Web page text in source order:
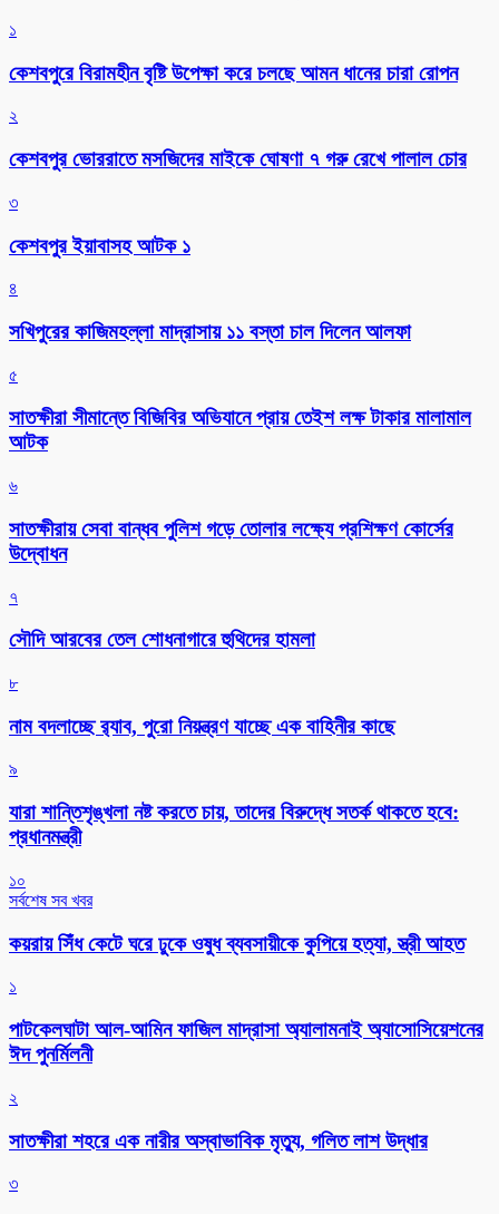
১
কেশবপুরে বিরামহীন বৃষ্টি উপেক্ষা করে চলছে আমন ধানের চারা রোপন
২
কেশবপুর ভোররাতে মসজিদের মাইকে ঘোষণা ৭ গরু রেখে পালাল চোর
৩
কেশবপুর ইয়াবাসহ আটক ১
৪
সখিপুরের কাজিমহল্লা মাদ্রাসায় ১১ বস্তা চাল দিলেন আলফা
৫
সাতক্ষীরা সীমান্তে বিজিবির অভিযানে প্রায় তেইশ লক্ষ টাকার মালামাল
আটক
৬
সাতক্ষীরায় সেবা বান্ধব পুলিশ গড়ে তোলার লক্ষ্যে প্রশিক্ষণ কোর্সের
উদ্বোধন
৭
সৌদি আরবের তেল শোধনাগারে হুথিদের হামলা
৮
নাম বদলাচ্ছে র‌্যাব, পুরো নিয়ন্ত্রণ যাচ্ছে এক বাহিনীর কাছে
৯
যারা শান্তিশৃঙ্খলা নষ্ট করতে চায়, তাদের বিরুদ্ধে সতর্ক থাকতে হবে:
প্রধানমন্ত্রী
১০
সর্বশেষ সব খবর
কয়রায় সিঁধ কেটে ঘরে ঢুকে ওষুধ ব্যবসায়ীকে কুপিয়ে হত্যা, স্ত্রী আহত
১
পাটকেলঘাটা আল-আমিন ফাজিল মাদ্রাসা অ্যালামনাই অ্যাসোসিয়েশনের
ঈদ পুনর্মিলনী
২
সাতক্ষীরা শহরে এক নারীর অস্বাভাবিক মৃত্যু, গলিত লাশ উদ্ধার
৩